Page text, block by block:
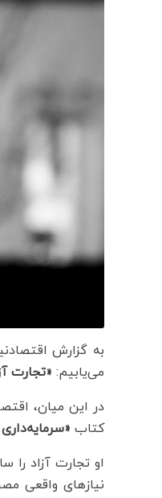
به گزارش
می‌یابیم: «تجارت
در این میان،
کتاب
او تجارت آزاد را
نیازهای واقعی